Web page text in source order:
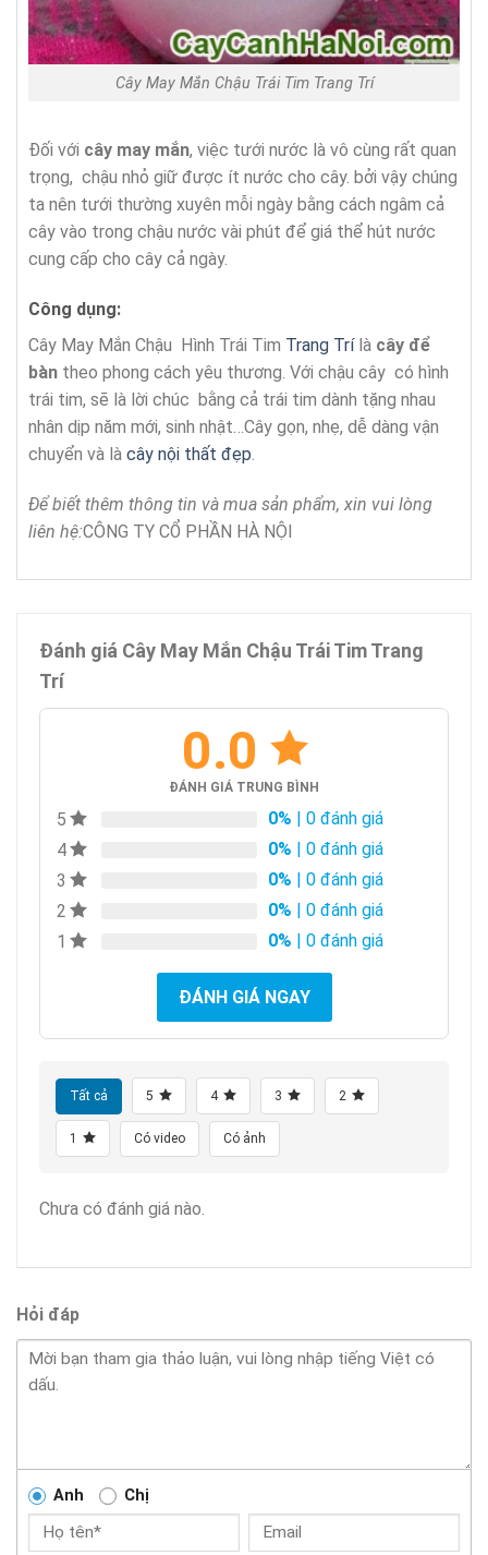
Cây May Mắn Chậu Trái Tim Trang Trí
Đối với cây may mắn, việc tưới nước là vô cùng rất quan
trọng, chậu nhỏ giữ được ít nước cho cây. bởi vậy chúng
ta nên tưới thường xuyên mỗi ngày bằng cách ngâm cả
cây vào trong chậu nước vài phút để giá thể hút nước
cung cấp cho cây cả ngày.
Công dụng:
Cây May Mắn Chậu Hình Trái Tim Trang Trílà cây để
bàn theo phong cách yêu thương. Với chậu cây có hình
trái tim, sẽ là lời chúc bằng cả trái tim dành tặng nhau
nhân dịp năm mới, sinh nhật…Cây gọn, nhẹ, dễ dàng vận
chuyển và là cây nội thất đẹp.
Để biết thêm thông tin và mua sản phẩm, xin vui lòng
liên hệ:CÔNG TY CỔ PHẦN HÀ NỘI
Đánh giá Cây May Mắn Chậu Trái Tim Trang
Trí
0.0
ĐÁNH GIÁ TRUNG BÌNH
5 0% | 0 đánh giá
4
0% | 0 đánh giá
3
0% | 0 đánh giá
2
0% | 0 đánh giá
1
0% | 0 đánh giá
ĐÁNH GIÁ NGAY
Tất cả 5 4 3 2
1 Có video Có ảnh
Chưa có đánh giá nào.
Hỏi đáp
Anh Chị